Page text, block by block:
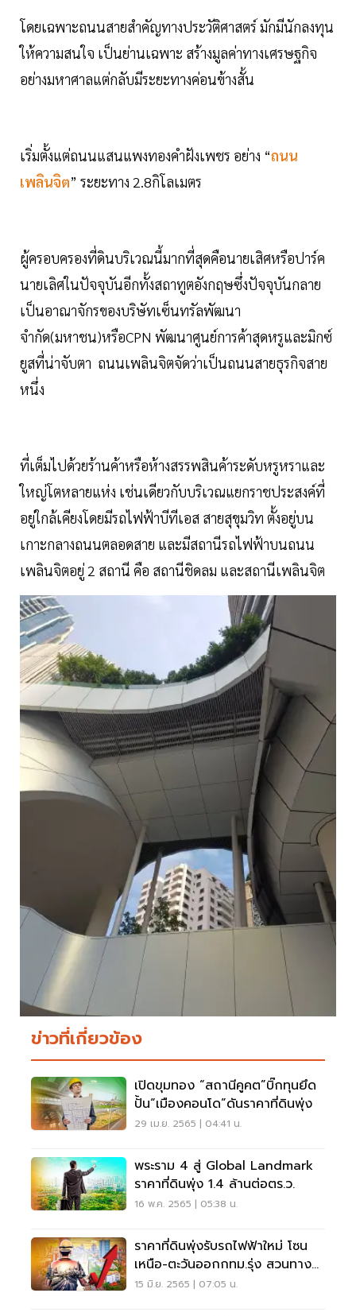
โดยเฉพาะถนนสายสำคัญทางประวัติศาสตร์ มักมีนักลงทุน
ให้ความสนใจ เป็นย่านเฉพาะ สร้างมูลค่าทางเศรษฐกิจ
อย่างมหาศาลแต่กลับมีระยะทางค่อนข้างสั้น
เริ่มตั้งแต่ถนนแสนแพงทองคำฝังเพชร อย่าง “ถนน
เพลินจิต” ระยะทาง 2.8กิโลเมตร
ผู้ครอบครองที่ดินบริเวณนี้มากที่สุดคือนายเสิศหรือปาร์ค
นายเลิศในปัจจุบันอีกทั้งสถาทูตอังกฤษซึ่งปัจจุบันกลาย
เป็นอาณาจักรของบริษัทเซ็นทรัลพัฒนา
จำกัด(มหาชน)หรือCPN พัฒนาศูนย์การค้าสุดหรูและมิกซ์
ยูสที่น่าจับตา ถนนเพลินจิตจัดว่าเป็นถนนสายธุรกิจสาย
หนึ่ง
ที่เต็มไปด้วยร้านค้าหรือห้างสรรพสินค้าระดับหรูหราและ
ใหญ่โตหลายแห่ง เช่นเดียวกับบริเวณแยกราชประสงค์ที่
อยู่ใกล้เคียงโดยมีรถไฟฟ้าบีทีเอส สายสุขุมวิท ตั้งอยู่บน
เกาะกลางถนนตลอดสาย และมีสถานีรถไฟฟ้าบนถนน
เพลินจิตอยู่ 2 สถานี คือ สถานีชิดลม และสถานีเพลินจิต
ข่าวที่เกี่ยวข้อง
เปิดขุมทอง “สถานีคูคต”บิ๊กทุนยึด
ปั้น“เมืองคอนโด”ดันราคาที่ดินพุ่ง
29 เม.ย. 2565 | 04:41 น.
พระราม 4 สู่ Global Landmark
ราคาที่ดินพุ่ง 1.4 ล้านต่อตร.ว.
16 พ.ค. 2565 | 05:38 น.
ราคาที่ดินพุ่งรับรถไฟฟ้าใหม่ โซน
เหนือ-ตะวันออกกทม.รุ่ง สวนทาง
ผังเมือง
15 มิ.ย. 2565 | 07:05 น.